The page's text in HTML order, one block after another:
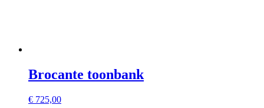
Brocante toonbank
€ 725,00